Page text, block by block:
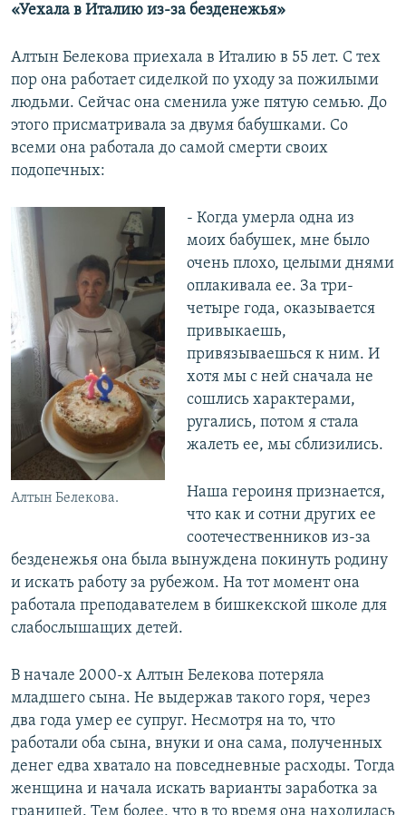
«Уехала в Италию из-за безденежья»
Алтын Белекова приехала в Италию в 55 лет. С тех
пор она работает сиделкой по уходу за пожилыми
людьми. Сейчас она сменила уже пятую семью. До
этого присматривала за двумя бабушками. Со
всеми она работала до самой смерти своих
подопечных:
Алтын Белекова.
- Когда умерла одна из
моих бабушек, мне было
очень плохо, целыми днями
оплакивала ее. За три-
четыре года, оказывается
привыкаешь,
привязываешься к ним. И
хотя мы с ней сначала не
сошлись характерами,
ругались, потом я стала
жалеть ее, мы сблизились.
Наша героиня признается,
что как и сотни других ее
соотечественников из-за
безденежья она была вынуждена покинуть родину
и искать работу за рубежом. На тот момент она
работала преподавателем в бишкекской школе для
слабослышащих детей.
В начале 2000-х Алтын Белекова потеряла
младшего сына. Не выдержав такого горя, через
два года умер ее супруг. Несмотря на то, что
работали оба сына, внуки и она сама, полученных
денег едва хватало на повседневные расходы. Тогда
женщина и начала искать варианты заработка за
границей. Тем более, что в то время она находилась